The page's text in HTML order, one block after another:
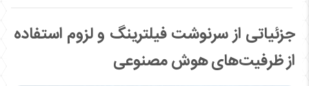
جزئیاتی از سرنوشت فیلترینگ و لزوم استفاده
از ظرفیت‌های هوش مصنوعی